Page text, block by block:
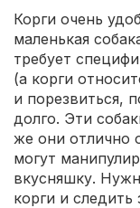
Корги очень
маленькая
требует
(а корги
и порезвиться,
долго. Эти
же они отлично
могут
вкусняшку.
корги и следить